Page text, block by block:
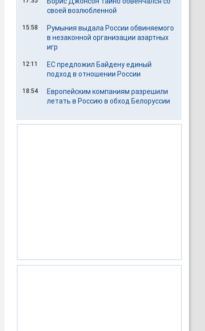
своей возлюбленной
15:58
Румыния выдала России обвиняемого
в незаконной организации азартных
игр
12:11
ЕС предложил Байдену единый
подход в отношении России
18:54
Европейским компаниям разрешили
летать в Россию в обход Белоруссии